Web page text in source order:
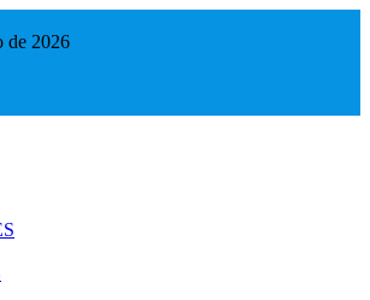
de 2026